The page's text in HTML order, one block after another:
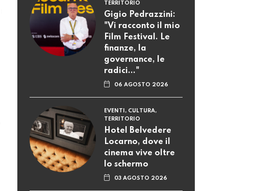
TERRITORIO
Gigio Pedrazzini:
"Vi racconto il mio
Film Festival. Le
finanze, la
governance, le
radici..."
06 AGOSTO 2026
EVENTI, CULTURA,
TERRITORIO
Hotel Belvedere
Locarno, dove il
cinema vive oltre
lo schermo
03 AGOSTO 2026